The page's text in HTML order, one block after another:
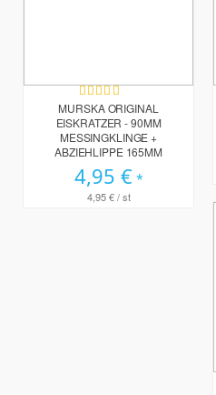
Bewertung:
100%
MURSKA ORIGINAL
EISKRATZER - 90MM
MESSINGKLINGE +
ABZIEHLIPPE 165MM
4,95 €
4,95 €/ st